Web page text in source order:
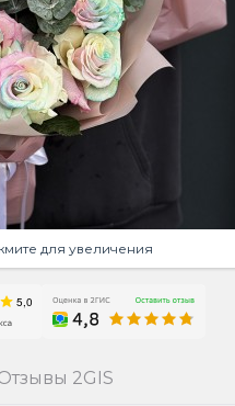
для увеличения
2GIS